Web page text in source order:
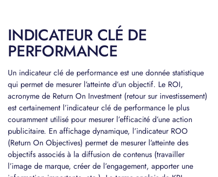
INDICATEUR CLÉ DE
PERFORMANCE
Un indicateur clé de performance est une donnée statistique
qui permet de mesurer l’atteinte d’un objectif. Le ROI,
acronyme de Return On Investment (retour sur investissement)
est certainement l’indicateur clé de performance le plus
couramment utilisé pour mesurer l’efficacité d’une action
publicitaire. En affichage dynamique, l’indicateur ROO
(Return On Objectives) permet de mesurer l’atteinte des
objectifs associés à la diffusion de contenus (travailler
l’image de marque, créer de l’engagement, apporter une